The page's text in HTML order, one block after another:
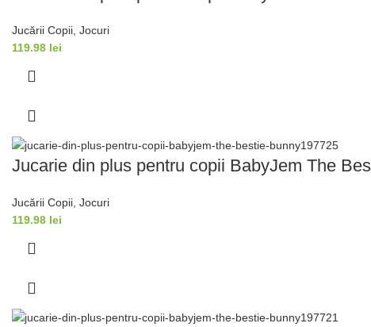
Jucării Copii ,Jocuri
119.98 lei
Jucarie din plus pentru copii BabyJem The
Jucării Copii ,Jocuri
119.98 lei